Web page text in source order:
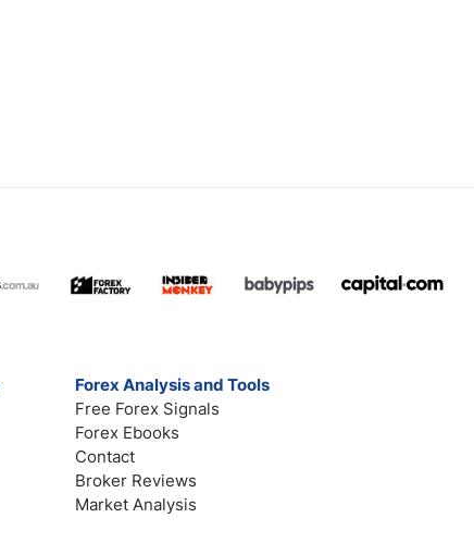
Forex Analysis and Tools
Free Forex Signals
Forex Ebooks
Contact
Broker Reviews
Market Analysis